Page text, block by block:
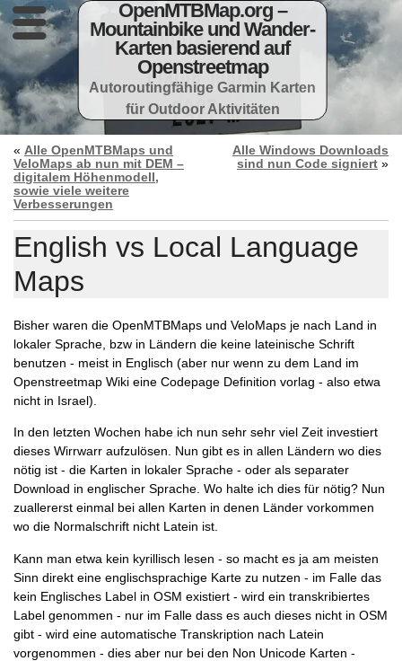
OpenMTBMap.org –
Mountainbike und Wander-
Karten basierend auf
Openstreetmap
Autoroutingfähige Garmin Karten
für Outdoor Aktivitäten
« Alle OpenMTBMaps und
VeloMaps ab nun mit DEM –
digitalem Höhenmodell,
sowie viele weitere
Verbesserungen
Alle Windows Downloads
sind nun Code signiert »
English vs Local Language
Maps
Bisher waren die OpenMTBMaps und VeloMaps je nach Land in
lokaler Sprache, bzw in Ländern die keine lateinische Schrift
benutzen - meist in Englisch (aber nur wenn zu dem Land im
Openstreetmap Wiki eine Codepage Definition vorlag - also etwa
nicht in Israel).
In den letzten Wochen habe ich nun sehr sehr viel Zeit investiert
dieses Wirrwarr aufzulösen. Nun gibt es in allen Ländern wo dies
nötig ist - die Karten in lokaler Sprache - oder als separater
Download in englischer Sprache. Wo halte ich dies für nötig? Nun
zuallererst einmal bei allen Karten in denen Länder vorkommen
wo die Normalschrift nicht Latein ist.
Kann man etwa kein kyrillisch lesen - so macht es ja am meisten
Sinn direkt eine englischsprachige Karte zu nutzen - im Falle das
kein Englisches Label in OSM existiert - wird ein transkribiertes
Label genommen - nur im Falle dass es auch dieses nicht in OSM
gibt - wird eine automatische Transkription nach Latein
vorgenommen - dies aber nur bei den Non Unicode Karten -